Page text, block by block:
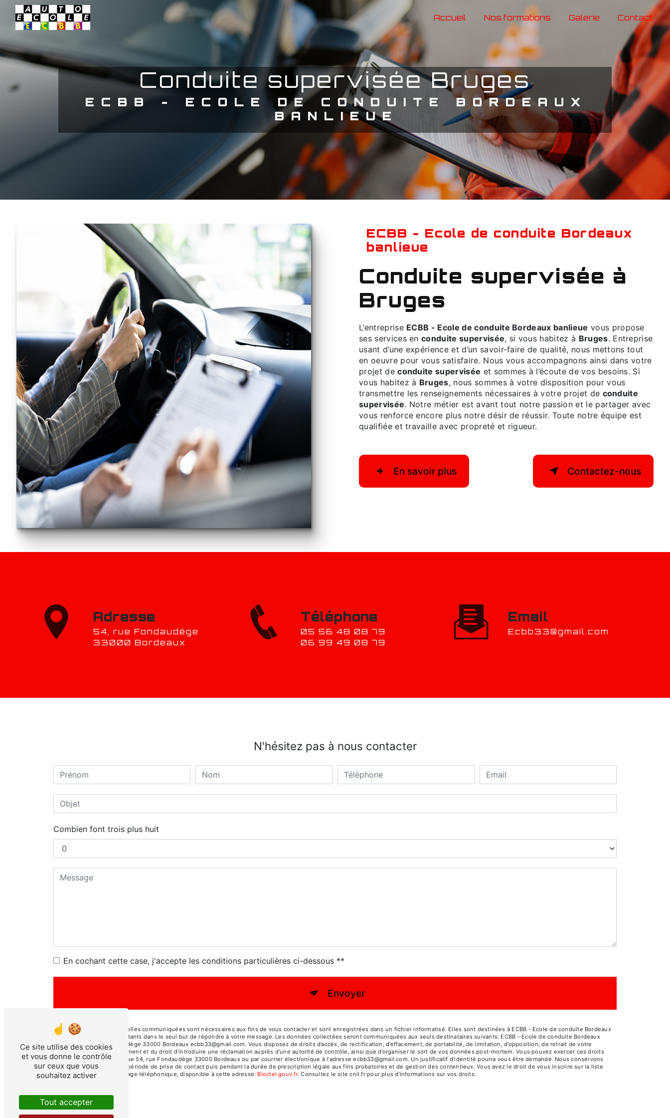
Accueil Nos formations Galerie Contact
conduite supervisée Bruges
ECBB - ECOLE DE CONDUITE BORDEAUX
BANLIEUE
ECBB - Ecole de conduite Bordeaux
banlieue
conduite supervisée à
Bruges
L’entreprise ECBB - Ecole de conduite Bordeaux banlieue vous propose
ses services enconduite supervisée, si vous habitez à Bruges. Entreprise
usant d’une expérience et d’un savoir-faire de qualité, nous mettons tout
en oeuvre pour vous satisfaire. Nous vous accompagnons ainsi dans votre
projet deconduite supervisée et sommes à l’écoute de vos besoins. Si
vous habitez à Bruges, nous sommes à votre disposition pour vous
transmettre les renseignements nécessaires à votre projet de conduite
supervisée. Notre métier est avant tout notre passion et le partager avec
vous renforce encore plus notre désir de réussir. Toute notre équipe est
qualifiée et travaille avec propreté et rigueur.
En savoir plus Contactez-nous
Adresse
54, rue Fondaudège
33000 Bordeaux
Téléphone
05 56 48 08 79
06 99 49 08 79
Email
ecbb33@gmail.com
N'hésitez pas à nous contacter
Combien font trois plus huit
En cochant cette case, j'accepte les conditions particulières ci-dessous **
Envoyer
** Les données personnelles communiquées sont nécessaires aux fins de vous contacter et sont enregistrées dans un fichier informatisé. Elles sont destinées à ECBB - Ecole de conduite Bordeaux
banlieue et ses sous-traitants dans le seul but de répondre à votre message. Les données collectées seront communiquées aux seuls destinataires suivants: ECBB - Ecole de conduite Bordeaux
banlieue 54, rue Fondaudège 33000 Bordeaux ecbb33@gmail.com. Vous disposez de droits d’accès, de rectification, d’effacement, de portabilité, de limitation, d’opposition, de retrait de votre
consentement à tout moment et du droit d’introduire une réclamation auprès d’une autorité de contrôle, ainsi que d’organiser le sort de vos données post-mortem. Vous pouvez exercer ces droits
par voie postale à l'adresse 54, rue Fondaudège 33000 Bordeaux ou par courrier électronique à l'adresse ecbb33@gmail.com. Un justificatif d'identité pourra vous être demandé. Nous conservons
vos données pendant la période de prise de contact puis pendant la durée de prescription légale aux fins probatoires et de gestion des contentieux. Vous avez le droit de vous inscrire sur la liste
d'opposition au démarchage téléphonique, disponible à cette adresse:
Bloctel.gouv.fr. Consultez le site cnil.fr pour plus d’informations sur vos droits.
Panneau de gestion des cookies
Ce site utilise des cookies
et vous donne le contrôle
sur ceux que vous
souhaitez activer
Tout accepter